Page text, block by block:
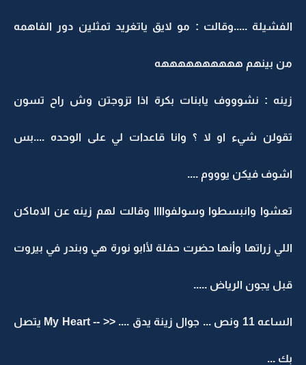
الفشيلة .....وقالت : مو لايق ياتغريد تمثلين دور الفاهمه
من بينهم ههههههههههه
زينه : نشوووف يابنات بكرة اذا تزوجتن وش راح تسون
تقولن شيء او لا ؟ وانا قاعدات لي على الوحده ....بس
اشوف فيكن يوووم ....
تعشوا وانبسطوا وسولفواااا وقالت لهم زينه عن الاماكن
اللي زراتها وأنها حضرت حفلة لأابو نورة هي وبندر في بيروت
قبل يجون الرياض .....
الساعه 11 ونص ... جوال زينة يدق .... << -- My Heart يتصل
بك ...